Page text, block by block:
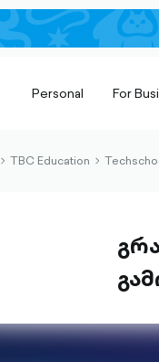
Personal For
chevron-
TBC Education chevron-